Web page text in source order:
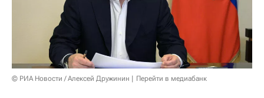
© РИА Новости / Алексей Дружинин Перейти в медиабанк